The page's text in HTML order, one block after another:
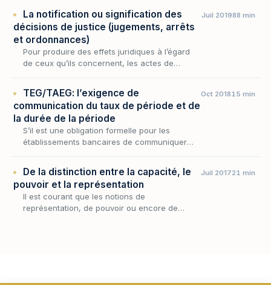
La notification ou signification des
décisions de justice (jugements, arrêts
et ordonnances)
Pour produire des effets juridiques à l’égard
de ceux qu’ils concernent, les actes de
notification. Un ac…
Juil 201988 min
TEG/TAEG: l’exigence de
communication du taux de période et de
la durée de la période
S’il est une obligation formelle pour les
établissements bancaires de communiquer
pas…
Oct 201815 min
De la distinction entre la capacité, le
pouvoir et la représentation
Il est courant que les notions de
représentation, de pouvoir ou encore de
Juil 201721 min